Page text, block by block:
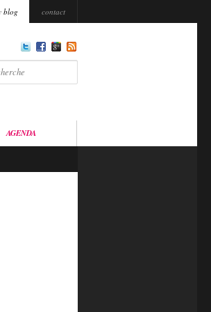
blog contact
AGENDA